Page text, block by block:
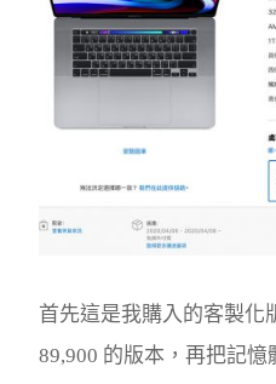
首先這是我購入的客製化
89,900 的版本，再把記